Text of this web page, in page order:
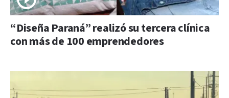
“Diseña Paraná” realizó su tercera clínica
con más de 100 emprendedores